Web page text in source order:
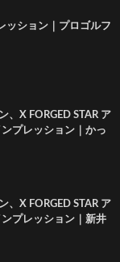
ッション｜プロゴルフ
、X FORGED STAR ア
プレッション｜かっ
、X FORGED STAR ア
プレッション｜新井